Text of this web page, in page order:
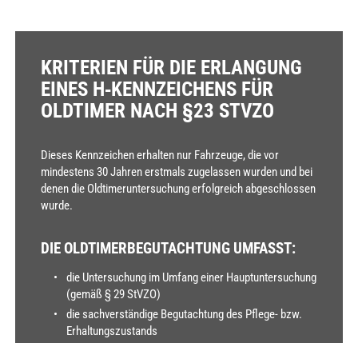
KRI­TE­RI­EN FÜR DIE ERLAN­GUNG
EINES H‑KENNZEICHENS FÜR
OLD­TI­MER NACH §23 STV­ZO
Dieses Kennzeichen erhalten nur Fahrzeuge, die vor
mindestens 30 Jahren erstmals zugelassen wurden und bei
denen die Oldtimeruntersuchung erfolgreich abgeschlossen
wurde.
DIE OLDTIMERBEGUTACHTUNG UMFASST:
die Untersuchung im Umfang einer Hauptuntersuchung
(gemäß § 29 StVZO)
die sachverständige Begutachtung des Pflege- bzw.
Erhaltungszustands